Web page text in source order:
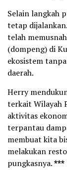
Selain langkah
tetap
telah
(dompeng) di
ekosistem
daerah.
Herry
terkait Wilayah
aktivitas
terpantau
membuat kita
melakukan
pungkasnya.***